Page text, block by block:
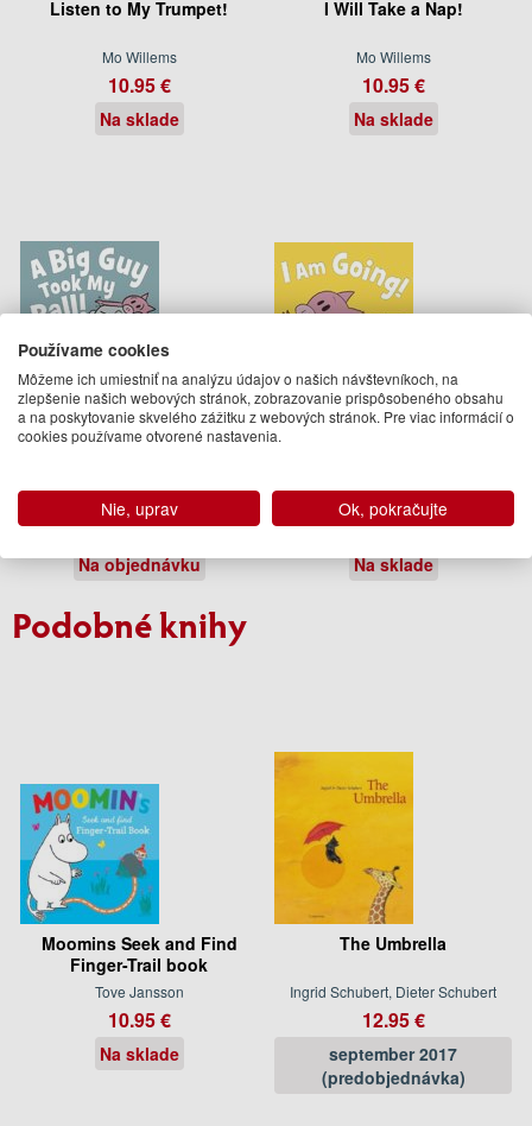
Listen to My Trumpet!
Mo Willems
10.95 €
Na sklade
I Will Take a Nap!
Mo Willems
10.95 €
Na sklade
Mo Willems
10.95 €
Na objednávku
Mo Willems
10.95 €
Na sklade
Podobné knihy
Moomins Seek and Find
Finger-Trail book
Tove Jansson
10.95 €
Na sklade
The Umbrella
Ingrid Schubert, Dieter Schubert
12.95 €
september 2017
(predobjednávka)
Používame cookies
Môžeme ich umiestniť na analýzu údajov o našich návštevníkoch, na
zlepšenie našich webových stránok, zobrazovanie prispôsobeného obsahu
a na poskytovanie skvelého zážitku z webových stránok. Pre viac informácií o
cookies používame otvorené nastavenia.
Nie, uprav Ok, pokračujte